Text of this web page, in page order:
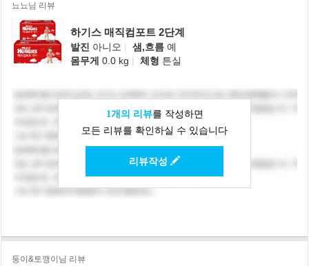
뇨뇨님 리뷰
하기스 매직컴포트 2단계
발진 아니오 | 샘,흐름 예
몸무게 0.0 kg | 체형 튼실
1개의 리뷰를 작성하면
모든 리뷰를 확인하실 수 있습니다
리뷰작성
둥이&토깽이님 리뷰